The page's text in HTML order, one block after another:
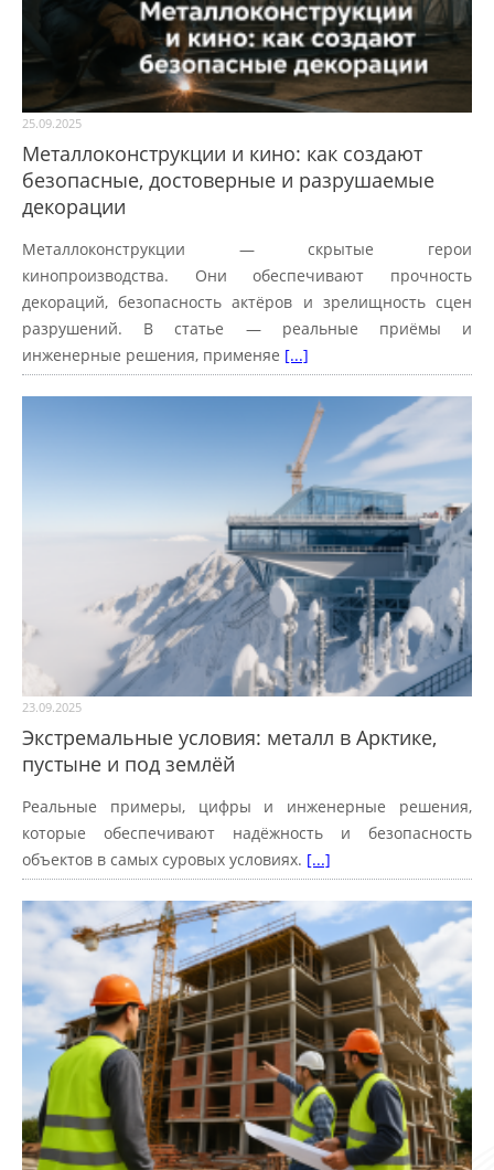
25.09.2025
Металлоконструкции и кино: как создают
безопасные, достоверные и разрушаемые
декорации
Металлоконструкции — скрытые герои
кинопроизводства. Они обеспечивают прочность
декораций, безопасность актёров и зрелищность сцен
разрушений. В статье — реальные приёмы и
инженерные решения, применяе [...]
23.09.2025
Экстремальные условия: металл в Арктике,
пустыне и под землёй
Реальные примеры, цифры и инженерные решения,
которые обеспечивают надёжность и безопасность
объектов в самых суровых условиях. [...]